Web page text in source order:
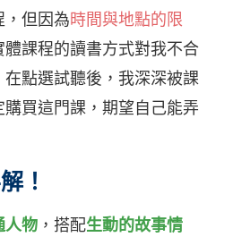
，但因為時間與地點的限
體課程的讀書方式對我不合
在點選試聽後，我深深被課
買這門課，期望自己能弄
！
人物 ，搭配生動的故事情